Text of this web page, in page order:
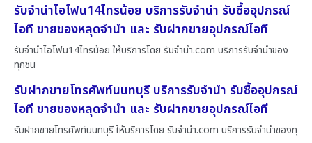
รับจำนำไอโฟน14ไทรน้อย บริการรับจำนำ รับซื้ออุปกรณ์
ไอที ขายของหลุดจำนำ และ รับฝากขายอุปกรณ์ไอที
รับจำนำไอโฟน14ไทรน้อย ให้บริการโดย รับจํานํา.com บริการรับจำนำของ
ทุกชน
รับฝากขายโทรศัพท์นนทบุรี บริการรับจำนำ รับซื้ออุปกรณ์
ไอที ขายของหลุดจำนำ และ รับฝากขายอุปกรณ์ไอที
รับฝากขายโทรศัพท์นนทบุรี ให้บริการโดย รับจํานํา.com บริการรับจำนำของทุ